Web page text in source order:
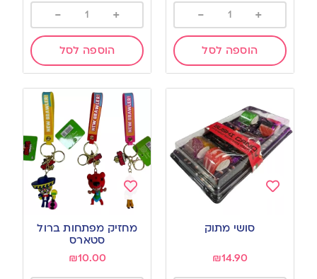
+
-
הוספה לסל
+
-
הוספה לסל
סושי מתוק
₪14.90
Add
to
wishlist
מחזיק מפתחות ברול
סטארס
₪10.00